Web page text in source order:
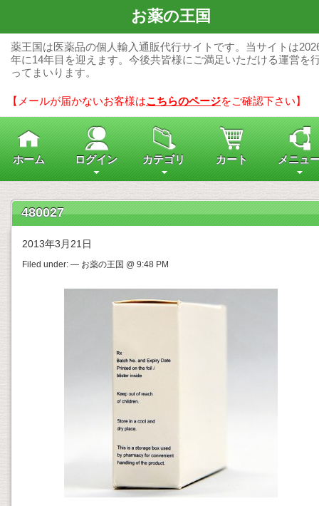
お薬の王国
薬王国は医薬品の個人輸入通販代行サイトです。当サイトは
年に14年目を迎えます。今後共皆様にご満足いただける運営を
ってまいります。
【メールが届かないお客様はこちらのページをご確認下さい】
ホーム ログイン カテゴリ カート メニュ
480027
2013年3月21日
Filed under: — お薬の王国 @ 9:48 PM